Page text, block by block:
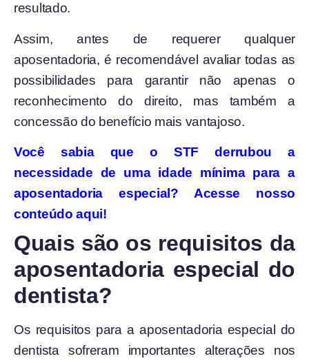
resultado.
Assim, antes de requerer qualquer
aposentadoria, é recomendável avaliar todas as
possibilidades para garantir não apenas o
reconhecimento do direito, mas também a
concessão do benefício mais vantajoso.
Você sabia que o STF derrubou a
necessidade de uma idade mínima para a
aposentadoria especial? Acesse nosso
conteúdo aqui!
Quais são os requisitos da
aposentadoria especial do
dentista?
Os requisitos para a aposentadoria especial do
dentista sofreram importantes alterações nos